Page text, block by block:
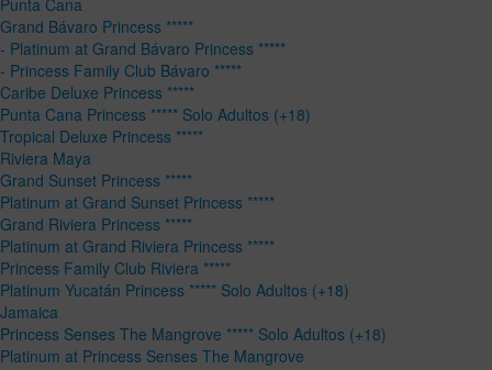
Grand Bávaro Princess *****
- Platinum at Grand Bávaro Princess *****
- Princess Family Club Bávaro *****
Caribe Deluxe Princess *****
Punta Cana Princess ***** Solo Adultos (+18)
Tropical Deluxe Princess *****
Riviera Maya
Grand Sunset Princess *****
Platinum at Grand Sunset Princess *****
Grand Riviera Princess *****
Platinum at Grand Riviera Princess *****
Princess Family Club Riviera *****
Platinum Yucatán Princess ***** Solo Adultos (+18)
Jamaica
Princess Senses The Mangrove ***** Solo Adultos (+18)
Platinum at Princess Senses The Mangrove